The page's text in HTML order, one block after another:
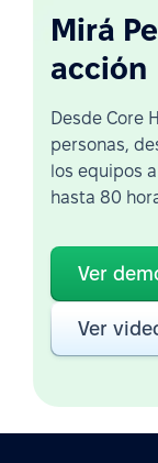
Mirá
acción
Desde Core
personas,
los equipos
hasta 80
Ver
Ver